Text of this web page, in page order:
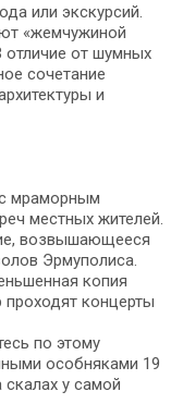
или экскурсий.
«жемчужиной
отличие от шумных
сочетание
и
мраморным
местных жителей.
возвышающееся
Эрмуполиса.
копия
концерты
по этому
особняками 19
у самой